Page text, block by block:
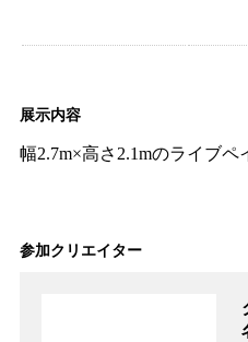
展示内容
幅2.7m×高さ2.1mのライブ
参加クリエイター